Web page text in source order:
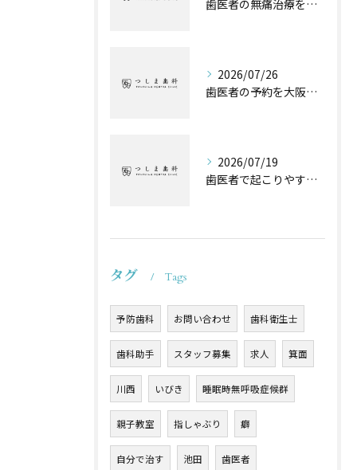
歯医者の無痛治療を費用や保険の違いまで徹底解説
2026/07/26
歯医者の予約を大阪府池田市高槻市でスムーズに取るためのポイントと失敗しない選び方
2026/07/19
歯医者で起こりやすい子供のトラブルと自宅でできるケア方法
タグ Tags
予防歯科 お問い合わせ 歯科衛生士
歯科助手 スタッフ募集 求人 箕面
川西 いびき 睡眠時無呼吸症候群
親子教室 指しゃぶり 癖
自分で治す 池田 歯医者